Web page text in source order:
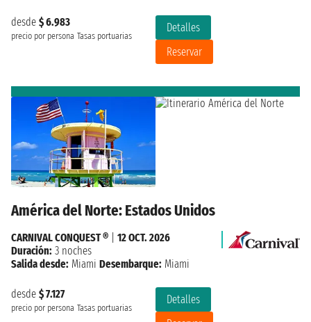
desde $ 6.983
precio por persona Tasas portuarias
Detalles
Reservar
América del Norte: Estados Unidos
desde $ 7.127
precio por persona Tasas portuarias
Detalles
CARNIVAL CONQUEST ®
12 OCT. 2026
Duración: 3 noches
Salida desde: Miami Desembarque: Miami